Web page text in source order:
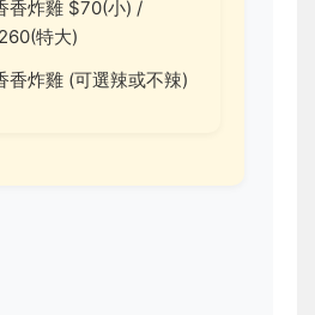
香炸雞 $70(小) /
特大)
香炸雞 (可選辣或不辣)